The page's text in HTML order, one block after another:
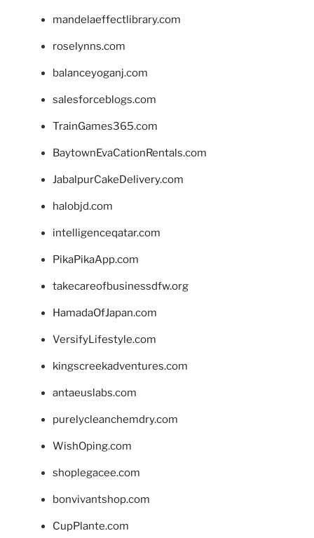
mandelaeffectlibrary.com
roselynns.com
balanceyoganj.com
salesforceblogs.com
TrainGames365.com
BaytownEvaCationRentals.com
JabalpurCakeDelivery.com
halobjd.com
intelligenceqatar.com
PikaPikaApp.com
takecareofbusinessdfw.org
HamadaOfJapan.com
VersifyLifestyle.com
kingscreekadventures.com
antaeuslabs.com
purelycleanchemdry.com
WishOping.com
shoplegacee.com
bonvivantshop.com
CupPlante.com